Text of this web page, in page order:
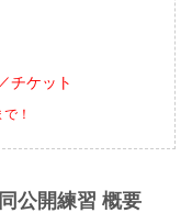
チケット
！
公開練習 概要